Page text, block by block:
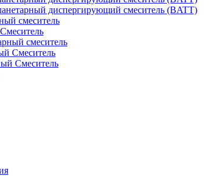
диспергирующий смеситель (BATT)
смеситель
смеситель
Смеситель
Смеситель